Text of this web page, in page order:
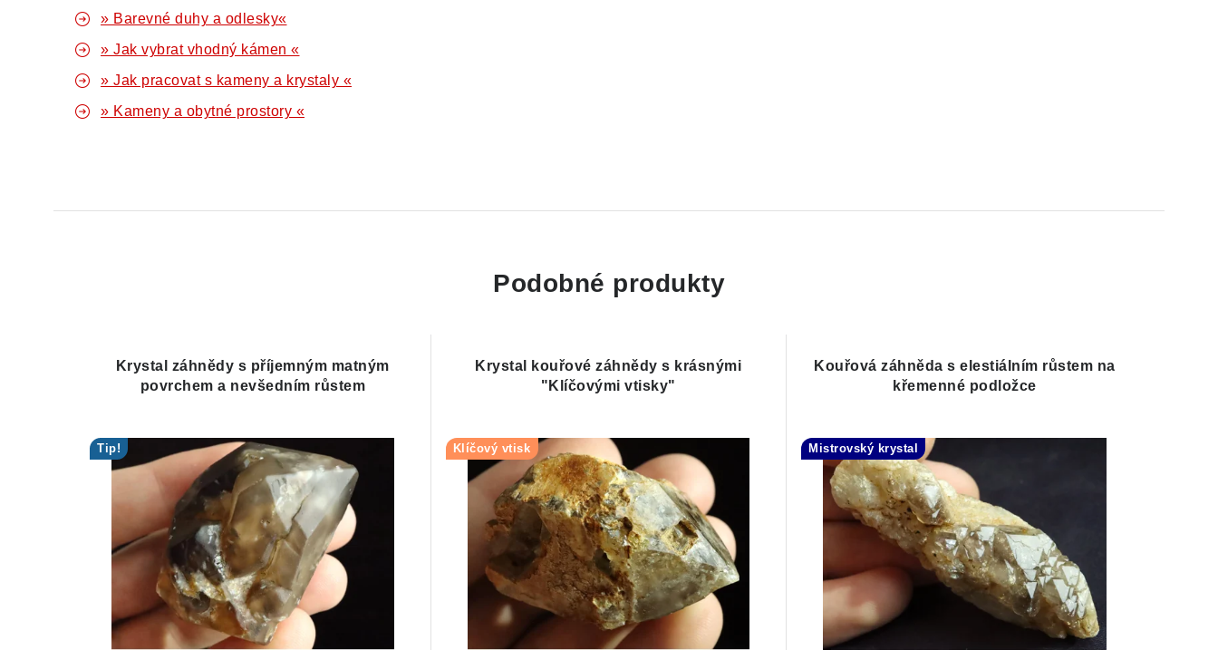
» Barevné duhy a odlesky«
» Jak vybrat vhodný kámen «
» Jak pracovat s kameny a krystaly «
» Kameny a obytné prostory «
Podobné produkty
Krystal záhnědy s příjemným matným
povrchem a nevšedním růstem
Tip!
Krystal kouřové záhnědy s krásnými
"Klíčovými vtisky"
Klíčový vtisk
Kouřová záhněda s elestiálním růstem na
křemenné podložce
Mistrovský krystal